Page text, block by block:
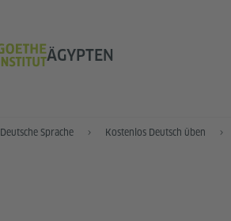
ÄGYPTEN
Deutsche Sprache Kostenlos Deutsch üben